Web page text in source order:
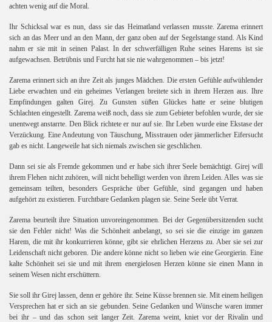
achten wenig auf die Moral.
Ihr Schicksal war es nun, dass sie das Heimatland verlassen musste. Zarema erinnert
sich an das Meer und an den Mann, der ganz oben auf der Segelstange stand. Als Kind
nahm er sie mit in seinen Palast. In der schwerfälligen Ruhe seines Harems ist sie
aufgewachsen. Betrübnis und Furcht hat sie nie wahrgenommen – bis jetzt!
Zarema erinnert sich an ihre Zeit als junges Mädchen. Die ersten Gefühle aufwühlender
Liebe erwachten und ein geheimes Verlangen breitete sich in ihrem Herzen aus. Ihre
Empfindungen galten Girej. Zu Gunsten süßen Glückes hatte er seine blutigen
Schlachten eingestellt. Zarema weiß noch, dass sie zum Gebieter befohlen wurde, der sie
unentwegt anstarrte. Den Blick richtete er nur auf sie. Ihr Leben wurde eine Ekstase der
Verzückung. Eine Andeutung von Täuschung, Misstrauen oder jämmerlicher Eifersucht
gab es nicht. Langeweile hat sich niemals zwischen sie geschlichen.
Dann sei sie als Fremde gekommen und er habe sich ihrer Seele bemächtigt. Girej will
ihrem Flehen nicht zuhören, will nicht behelligt werden von ihrem Leiden. Alles was sie
gemeinsam teilten, besonders Gespräche über Gefühle, sind gegangen und haben
aufgehört zu existieren. Furchtbare Gedanken plagen sie. Seine Seele übt Verrat.
Zarema beurteilt ihre Situation unvoreingenommen. Bei der Gegenübersitzenden sucht
sie den Fehler nicht! Was die Schönheit anbelangt, so sei sie die einzige im ganzen
Harem, die mit ihr konkurrieren könne, gibt sie ehrlichen Herzens zu. Aber sie sei zur
Leidenschaft nicht geboren. Die andere könne nicht so lieben wie eine Georgierin. Eine
kalte Schönheit sei sie und mit ihrem energielosen Herzen könne sie einen Mann in
seinem Wesen nicht erschüttern.
Sie soll ihr Girej lassen, denn er gehöre ihr. Seine Küsse brennen sie. Mit einem heiligen
Versprechen hat er sich an sie gebunden. Seine Gedanken und Wünsche waren immer
bei ihr – und das schon seit langer Zeit. Zarema weint, kniet vor der Rivalin und